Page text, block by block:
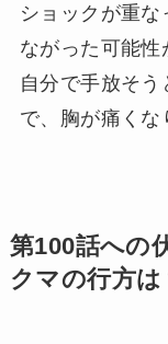
ショックが重
ながった可能性
自分で手放そ
で、胸が痛くな
第100話への
クマの行方は